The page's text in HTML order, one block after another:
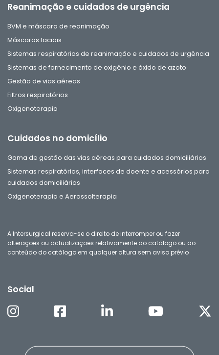
Reanimação e cuidados de urgência
BVM e máscara de reanimação
Máscaras faciais
Sistemas respiratórios de reanimação e cuidados de urgência
Sistemas de fornecimento de oxigénio e óxido de azoto
Gestão de vias aéreas
Filtros respiratórios
Oxigenoterapia
Cuidados no domicílio
Gama de gestão das vias aéreas para cuidados domiciliários
Sistemas respiratórios, interfaces de doente e acessórios para
cuidados domiciliários
Oxigenoterapia e Aerossolterapia
A Intersurgical reserva-se o direito de interromper ou fazer
alterações ou actualizações relativamente ao catálogo ou ao
conteúdo do catálogo em qualquer altura sem aviso prévio
Social